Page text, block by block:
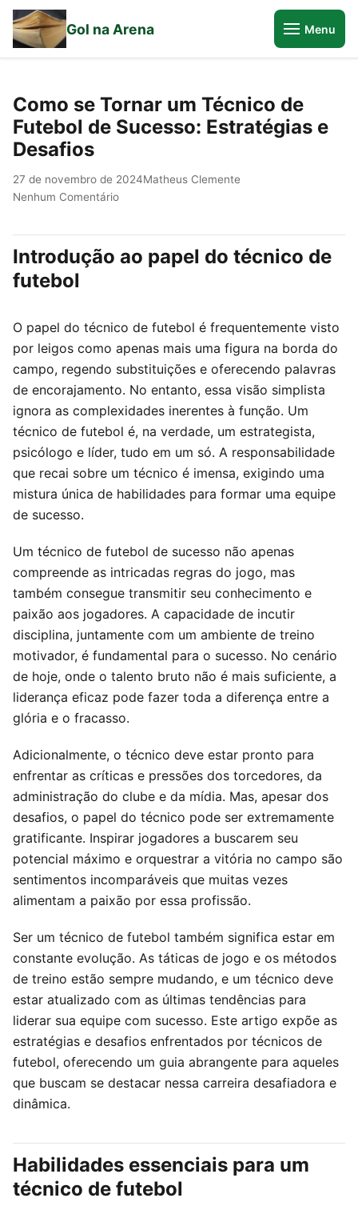
Gol na Arena Menu
Como se Tornar um Técnico de
Futebol de Sucesso: Estratégias e
Desafios
27 de novembro de 2024Matheus Clemente
Nenhum Comentário
Introdução ao papel do técnico de
futebol
O papel do técnico de futebol é frequentemente visto
por leigos como apenas mais uma figura na borda do
campo, regendo substituições e oferecendo palavras
de encorajamento. No entanto, essa visão simplista
ignora as complexidades inerentes à função. Um
técnico de futebol é, na verdade, um estrategista,
psicólogo e líder, tudo em um só. A responsabilidade
que recai sobre um técnico é imensa, exigindo uma
mistura única de habilidades para formar uma equipe
de sucesso.
Um técnico de futebol de sucesso não apenas
compreende as intricadas regras do jogo, mas
também consegue transmitir seu conhecimento e
paixão aos jogadores. A capacidade de incutir
disciplina, juntamente com um ambiente de treino
motivador, é fundamental para o sucesso. No cenário
de hoje, onde o talento bruto não é mais suficiente, a
liderança eficaz pode fazer toda a diferença entre a
glória e o fracasso.
Adicionalmente, o técnico deve estar pronto para
enfrentar as críticas e pressões dos torcedores, da
administração do clube e da mídia. Mas, apesar dos
desafios, o papel do técnico pode ser extremamente
gratificante. Inspirar jogadores a buscarem seu
potencial máximo e orquestrar a vitória no campo são
sentimentos incomparáveis que muitas vezes
alimentam a paixão por essa profissão.
Ser um técnico de futebol também significa estar em
constante evolução. As táticas de jogo e os métodos
de treino estão sempre mudando, e um técnico deve
estar atualizado com as últimas tendências para
liderar sua equipe com sucesso. Este artigo expõe as
estratégias e desafios enfrentados por técnicos de
futebol, oferecendo um guia abrangente para aqueles
que buscam se destacar nessa carreira desafiadora e
dinâmica.
Habilidades essenciais para um
técnico de futebol